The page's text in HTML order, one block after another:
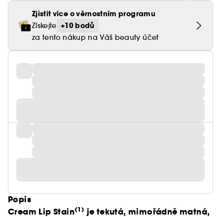
Zjistit více o věrnostním programu
Získejte +10 bodů
za tento nákup na Váš beauty účet
Popis
Cream Lip Stain(1) je tekutá, mimořádně matná,